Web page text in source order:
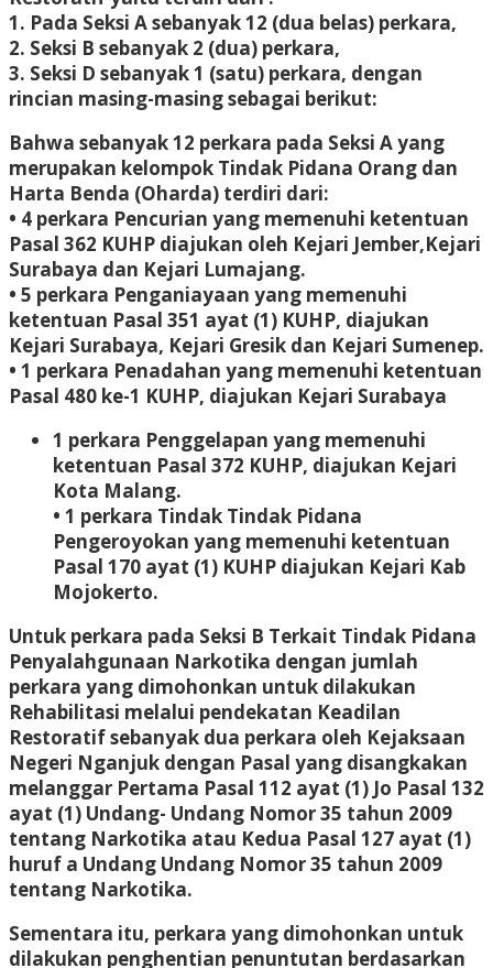
1. Pada Seksi A sebanyak 12 (dua belas) perkara,
2. Seksi B sebanyak 2 (dua) perkara,
3. Seksi D sebanyak 1 (satu) perkara, dengan
rincian masing-masing sebagai berikut:
Bahwa sebanyak 12 perkara pada Seksi A yang
merupakan kelompok Tindak Pidana Orang dan
Harta Benda (Oharda) terdiri dari:
• 4 perkara Pencurian yang memenuhi ketentuan
Pasal 362 KUHP diajukan oleh Kejari Jember,Kejari
Surabaya dan Kejari Lumajang.
• 5 perkara Penganiayaan yang memenuhi
ketentuan Pasal 351 ayat (1) KUHP, diajukan
Kejari Surabaya, Kejari Gresik dan Kejari Sumenep.
• 1 perkara Penadahan yang memenuhi ketentuan
Pasal 480 ke-1 KUHP, diajukan Kejari Surabaya
1 perkara Penggelapan yang memenuhi
ketentuan Pasal 372 KUHP, diajukan Kejari
Kota Malang.
• 1 perkara Tindak Tindak Pidana
Pengeroyokan yang memenuhi ketentuan
Pasal 170 ayat (1) KUHP diajukan Kejari Kab
Mojokerto.
Untuk perkara pada Seksi B Terkait Tindak Pidana
Penyalahgunaan Narkotika dengan jumlah
perkara yang dimohonkan untuk dilakukan
Rehabilitasi melalui pendekatan Keadilan
Restoratif sebanyak dua perkara oleh Kejaksaan
Negeri Nganjuk dengan Pasal yang disangkakan
melanggar Pertama Pasal 112 ayat (1) Jo Pasal 132
ayat (1) Undang- Undang Nomor 35 tahun 2009
tentang Narkotika atau Kedua Pasal 127 ayat (1)
huruf a Undang Undang Nomor 35 tahun 2009
tentang Narkotika.
Sementara itu, perkara yang dimohonkan untuk
dilakukan penghentian penuntutan berdasarkan